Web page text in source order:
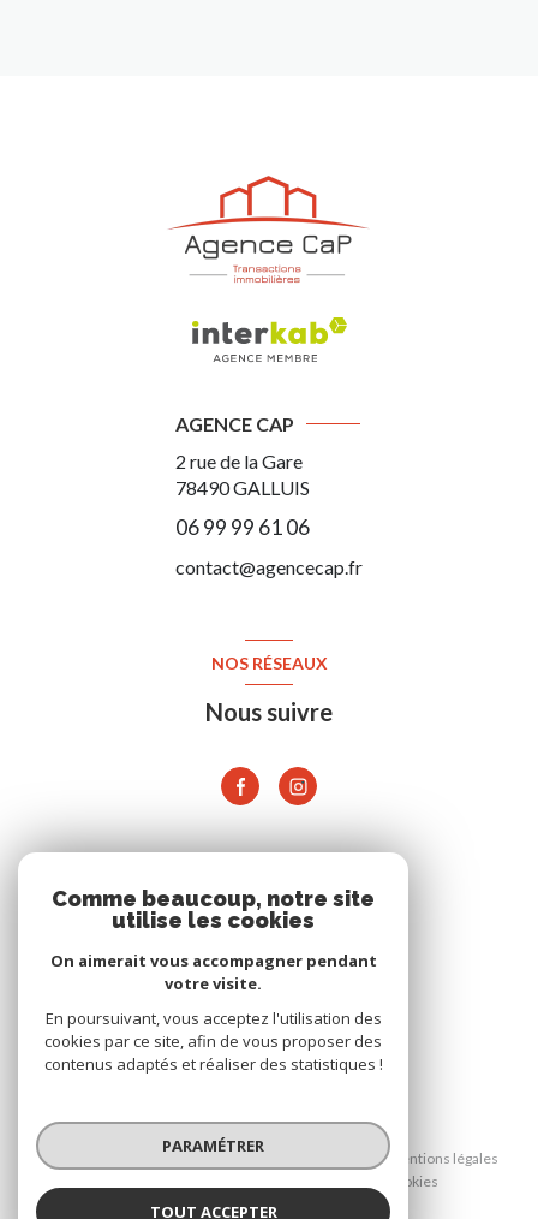
AGENCE CAP
2 rue de la Gare
78490GALLUIS
06 99 99 61 06
contact@agencecap.fr
NOS RÉSEAUX
Nous suivre
© 2026 | Tous droits réservés
Mentions légales
Cookies
Comme beaucoup, notre site
utilise les cookies
On aimerait vous accompagner pendant
votre visite.
En poursuivant, vous acceptez l'utilisation des
cookies par ce site, afin de vous proposer des
contenus adaptés et réaliser des statistiques !
PARAMÉTRER
TOUT ACCEPTER